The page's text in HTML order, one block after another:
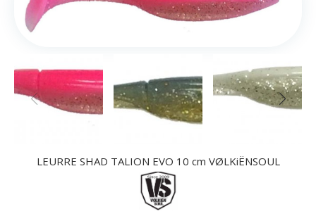
LEURRE SHAD TALION EVO 10 cm VØLKiËNSOUL